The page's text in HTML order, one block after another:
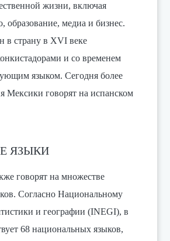
жизни, включая
образование, медиа и бизнес.
в страну в XVI веке
и со временем
языком. Сегодня более
Мексики говорят на испанском
ЯЗЫКИ
говорят на множестве
Согласно Национальному
и географии (INEGI), в
68 национальных языков,